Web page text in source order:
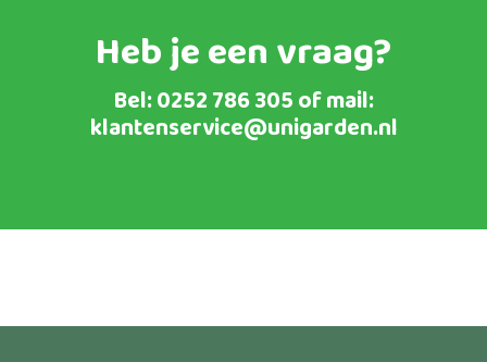
Heb je een vraag?
Bel:0252 786 305of mail:
klantenservice@unigarden.nl